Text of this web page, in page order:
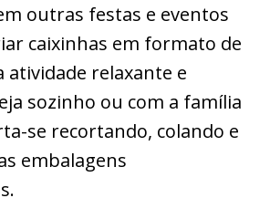
outras festas e eventos
caixinhas em formato de
atividade relaxante e
sozinho ou com a família
se recortando, colando e
embalagens